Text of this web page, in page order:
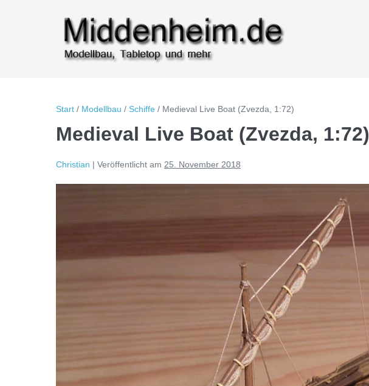
Start / Modellbau / Schiffe / Medieval Live Boat (Zvezda, 1:72)
Medieval Live Boat (Zvezda, 1:72)
Christian | Veröffentlicht am 25. November 2018